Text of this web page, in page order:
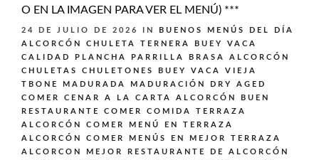
O EN LA IMAGEN PARA VER EL MENÚ) ***
24 DE JULIO DE 2026 IN
BUENOS MENÚS DEL DÍA
ALCORCÓN
CHULETA TERNERA BUEY VACA
CALIDAD PLANCHA PARRILLA BRASA ALCORCÓN
CHULETAS CHULETONES BUEY VACA VIEJA
TBONE MADURADA MADURACIÓN DRY AGED
COMER CENAR A LA CARTA ALCORCÓN BUEN
RESTAURANTE
COMER COMIDA TERRAZA
ALCORCÓN
COMER MENÚ EN TERRAZA
ALCORCÓN
COMER MENÚS EN MEJOR TERRAZA
ALCORCON
MEJOR RESTAURANTE DE ALCORCÓN